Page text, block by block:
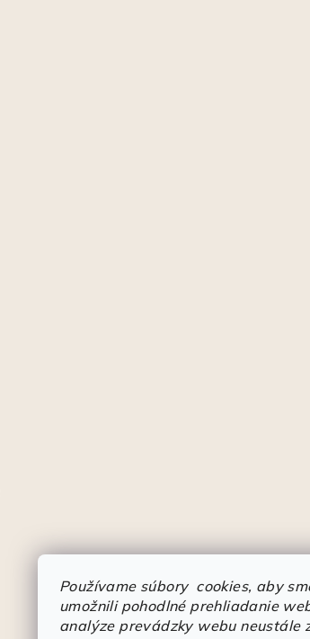
Používame súbory cookies, aby
umožnili pohodlné prehliadanie
analýze prevádzky webu neustále